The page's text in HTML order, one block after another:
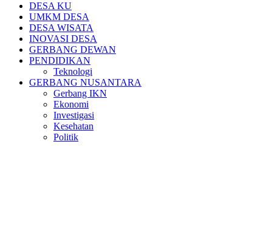
DESA KU
UMKM DESA
DESA WISATA
INOVASI DESA
GERBANG DEWAN
PENDIDIKAN
Teknologi
GERBANG NUSANTARA
Gerbang IKN
Ekonomi
Investigasi
Kesehatan
Politik